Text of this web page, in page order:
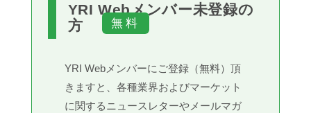
YRI Webメンバー未登録の
方
YRI Webメンバーにご登録（無料）頂
きますと、各種業界およびマーケット
に関するニュースレターやメールマガ